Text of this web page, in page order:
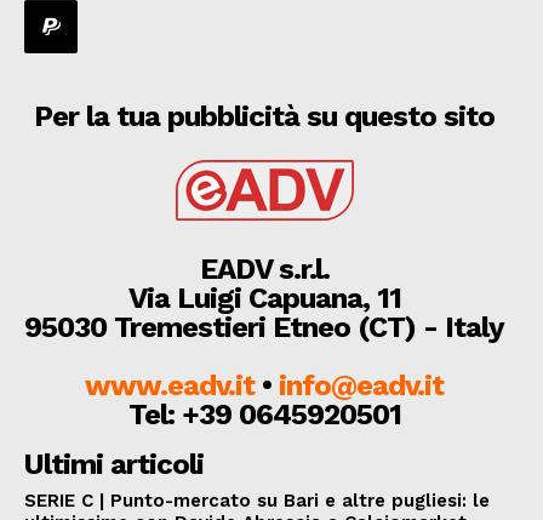
Per la tua pubblicità su questo sito
EADV s.r.l.
Via Luigi Capuana, 11
95030 Tremestieri Etneo (CT) - Italy
www.eadv.it• info@eadv.it
Tel: +39 0645920501
Ultimi articoli
SERIE C | Punto-mercato su Bari e altre pugliesi: le